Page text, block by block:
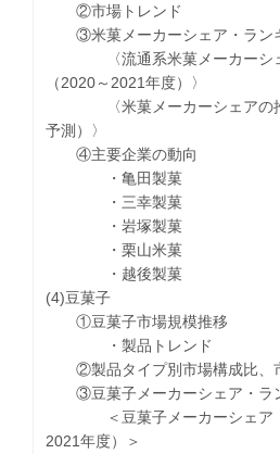
②市場トレンド
③米菓メーカーシェア・ラン
〈流通系米菓メーカーシェ
（2020～2021年度）〉
〈米菓メーカーシェアの推
予測）〉
④主要企業の動向
・亀田製菓
・三幸製菓
・岩塚製菓
・栗山米菓
・越後製菓
(4)豆菓子
①豆菓子市場規模推移
・製品トレンド
②製品タイプ別市場構成比、
③豆菓子メーカーシェア・ラ
＜豆菓子メーカーシェア・
2021年度）＞